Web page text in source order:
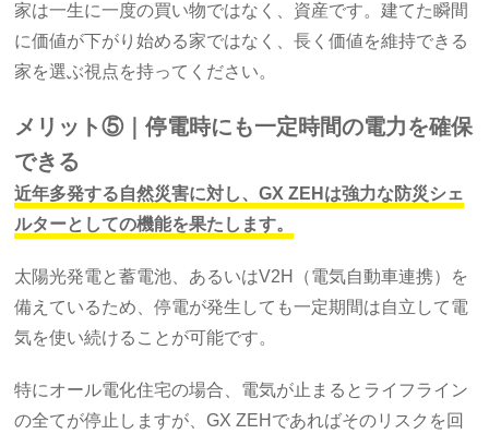
家は一生に一度の買い物ではなく、資産です。建てた瞬間
に価値が下がり始める家ではなく、長く価値を維持できる
家を選ぶ視点を持ってください。
メリット⑤｜停電時にも一定時間の電力を確保
できる
近年多発する自然災害に対し、GX ZEHは強力な防災シェ
ルターとしての機能を果たします。
太陽光発電と蓄電池、あるいはV2H（電気自動車連携）を
備えているため、停電が発生しても一定期間は自立して電
気を使い続けることが可能です。
特にオール電化住宅の場合、電気が止まるとライフライン
の全てが停止しますが、GX ZEHであればそのリスクを回